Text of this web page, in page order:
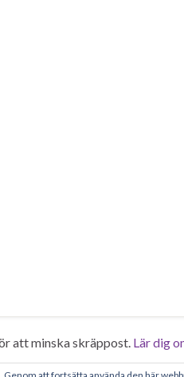
att minska skräppost. Lär dig